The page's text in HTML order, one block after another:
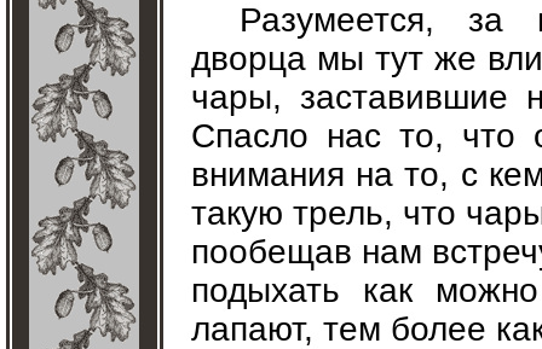
Разумеется, за
дворца мы тут же
чары, заставившие
Спасло нас то, что
внимания на то, с
такую трель, что
пообещав нам
подыхать как
лапают, тем более